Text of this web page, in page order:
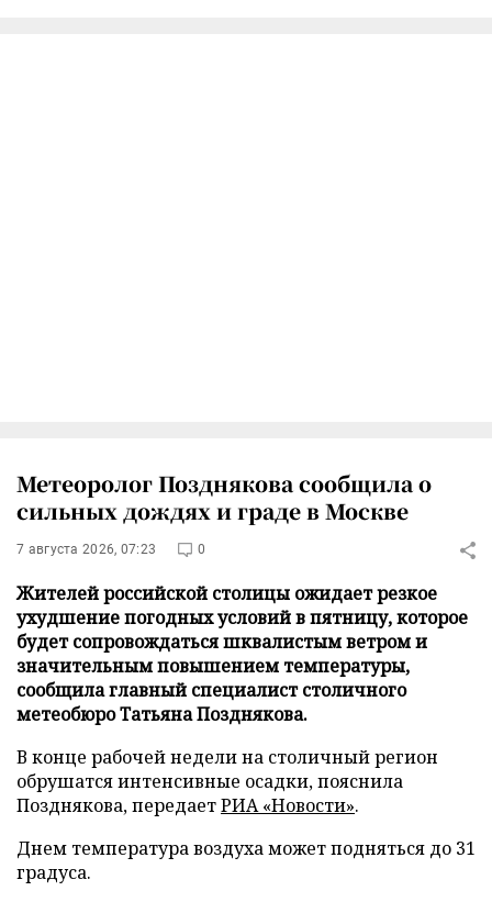
Метеоролог Позднякова сообщила о
сильных дождях и граде в Москве
7 августа 2026, 07:23 0
Жителей российской столицы ожидает резкое
ухудшение погодных условий в пятницу, которое
будет сопровождаться шквалистым ветром и
значительным повышением температуры,
сообщила главный специалист столичного
метеобюро Татьяна Позднякова.
В конце рабочей недели на столичный регион
обрушатся интенсивные осадки, пояснила
Позднякова, передаетРИА «Новости».
Днем температура воздуха может подняться до 31
градуса.